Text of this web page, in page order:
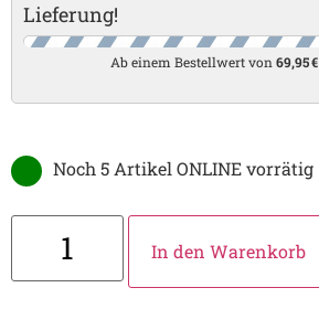
Lieferung!
Ab einem Bestellwert von69,95 €
Noch 5 Artikel ONLINE vorrätig
In den Warenkorb